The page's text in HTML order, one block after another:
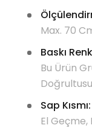
Max. 70
Baskı
Bu Ürün
Sap Kısmı:
El Geçme,